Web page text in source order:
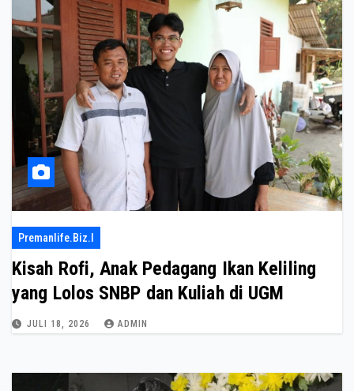
Premanlife.biz.i
Kisah Rofi, Anak Pedagang Ikan Keliling
yang Lolos SNBP dan Kuliah di UGM
JULI 18, 2026 ADMIN